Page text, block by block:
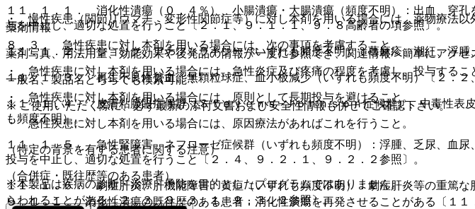
・ 慢性疾患（関節リウマチ、変形性関節症等）に対し本剤を用いる場合には、薬物療法以
８．３． 急性疾患に対し本剤を用いる場合には、次の事項を考慮すること。
・ 急性疾患に対し本剤を用いる場合には、急性炎症及び疼痛の程度を考慮し、投与するこ
・ 急性疾患に対し本剤を用いる場合には、原則として長期投与を避けること。
・ 急性疾患に対し本剤を用いる場合には、原因療法があればこれを行うこと。
（特定の背景を有する患者に関する注意）
（合併症・既往歴等のある患者）
９．１．１． 消化性潰瘍の既往歴のある患者：消化性潰瘍を再発させることがある〔１１
１１．１．１． 消化性潰瘍（０．４％）、小腸潰瘍・大腸潰瘍（頻度不明）：出血、穿
与を中止し、適切な処置を行うこと〔２．１、９．１．１、９．８高齢者の項参照〕。
１１．１．２． ショック、アナフィラキシー（いずれも頻度不明）：蕁麻疹、潮紅、浮
１１．１．３． 再生不良性貧血、無顆粒球症、血小板減少（いずれも頻度不明）〔２．２
１１．１．４． 皮膚粘膜眼症候群（Ｓｔｅｖｅｎｓ−Ｊｏｈｎｓｏｎ症候群）、中毒性
も頻度不明）。
１１．１．５． 急性腎障害、ネフローゼ症候群（いずれも頻度不明）：浮腫、乏尿、血
投与を中止し、適切な処置を行うこと〔２．４、９．２．１、９．２．２参照〕。
１１．１．６． 劇症肝炎、肝機能障害、黄疸（いずれも頻度不明）：劇症肝炎等の重篤
らわれることがある〔２．３、９．３．１、９．３．２参照〕。
薬剤情報
薬剤写真、用法用量、効能効果や後発品の情報が一度に参照でき、関連情報へ簡単にアクセ
一般名、製品名どちらでも検索可能！
※ ご使用いただく際に、必ず最新の添付文書および安全性情報も併せてご確認下さい。
※本製品は疾病の診断・治療・予防を目的としたプログラムではありません。